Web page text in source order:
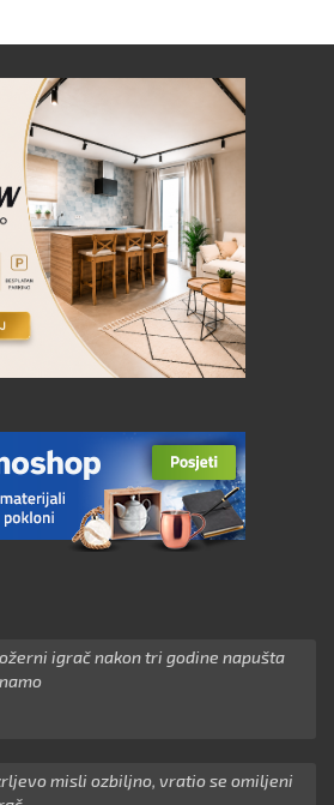
igrač nakon tri godine napušta
misli ozbiljno, vratio se omiljeni